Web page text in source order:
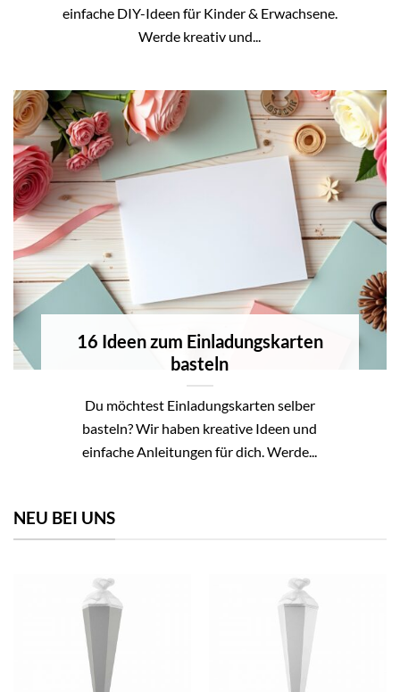
einfache DIY-Ideen für Kinder & Erwachsene.
Werde kreativ und...
16 Ideen zum Einladungskarten
basteln
Du möchtest Einladungskarten selber
basteln? Wir haben kreative Ideen und
einfache Anleitungen für dich. Werde...
NEU BEI UNS